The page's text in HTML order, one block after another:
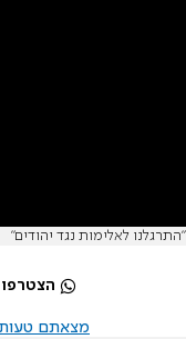
"התרגלנו לאלימות נגד יהודים"
הצטרפו
מצאתם טעות